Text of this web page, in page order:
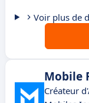
Voir plus de
Mobile
Créateur